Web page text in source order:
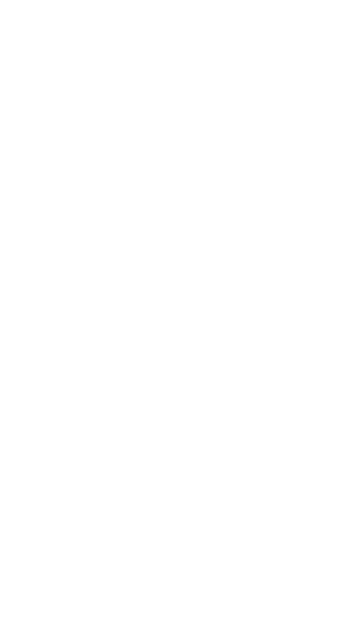
výtah, klimatizace, kiosek, další obchody a parkoviště (případně za poplatek).
Fi je hotelovým hostům k dispozici zdarma. Pokojový servis, služba praní
oblast a masáže za poplatek. Hlídání dětí: babysitting (za poplatek).
podmínkách. Jazyky: angličtina. Kreditní karty: American Express.
individuálně regulovatelnou klimatizací. Koupelna se sprchou.
individuálně regulovatelnou klimatizací. Koupelna se sprchou.
individuálně regulovatelnou klimatizací. Koupelna se sprchou.